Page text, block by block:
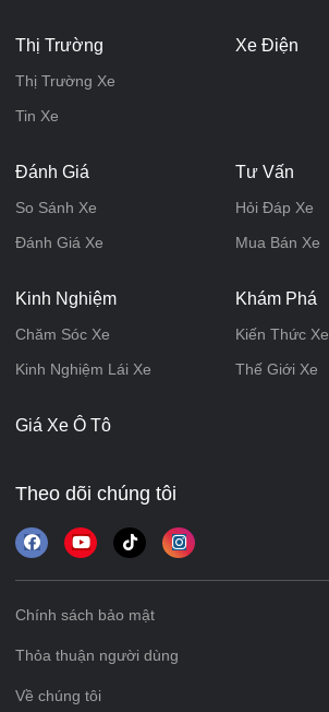
Thị Trường
Thị Trường Xe
Tin Xe
Xe Điện
Đánh Giá
So Sánh Xe
Đánh Giá Xe
Tư Vấn
Hỏi Đáp Xe
Mua Bán Xe
Kinh Nghiệm
Chăm Sóc Xe
Kinh Nghiệm Lái Xe
Khám Phá
Kiến Thức Xe
Thế Giới Xe
Giá Xe Ô Tô
Theo dõi chúng tôi
Chính sách bảo mật
Thỏa thuận người dùng
Về chúng tôi